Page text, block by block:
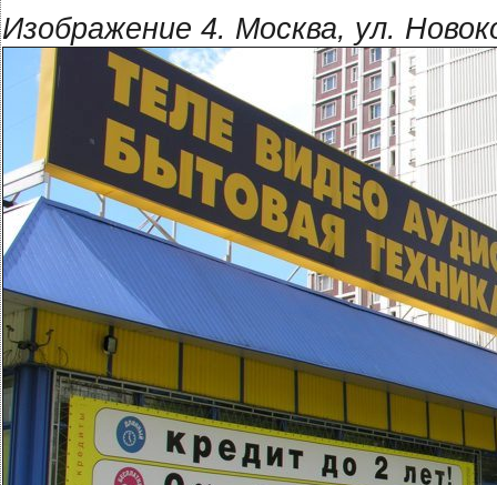
Изображение 4. Москва, ул.